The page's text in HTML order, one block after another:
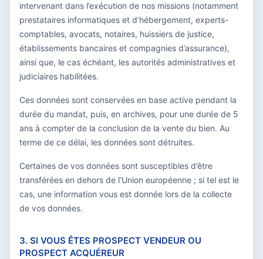
intervenant dans l’exécution de nos missions (notamment
prestataires informatiques et d’hébergement, experts-
comptables, avocats, notaires, huissiers de justice,
établissements bancaires et compagnies d’assurance),
ainsi que, le cas échéant, les autorités administratives et
judiciaires habilitées.
Ces données sont conservées en base active pendant la
durée du mandat, puis, en archives, pour une durée de 5
ans à compter de la conclusion de la vente du bien. Au
terme de ce délai, les données sont détruites.
Certaines de vos données sont susceptibles d’être
transférées en dehors de l’Union européenne ; si tel est le
cas, une information vous est donnée lors de la collecte
de vos données.
3. SI VOUS ÊTES PROSPECT VENDEUR OU
PROSPECT ACQUÉREUR